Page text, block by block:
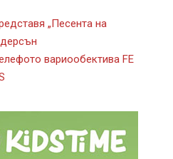
„Песента на
вариообектива FE